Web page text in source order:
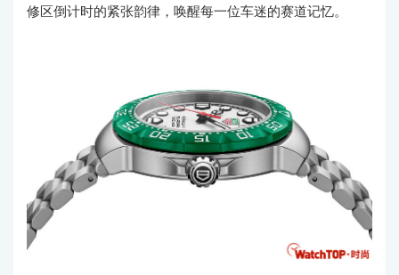
修区倒计时的紧张韵律，唤醒每一位车迷的赛道记忆。